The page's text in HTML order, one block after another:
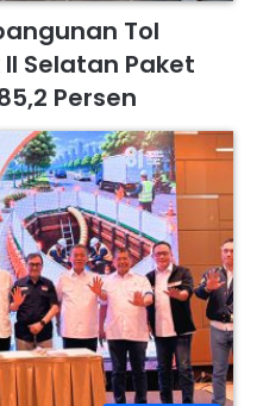
Tol
Selatan Paket
Persen